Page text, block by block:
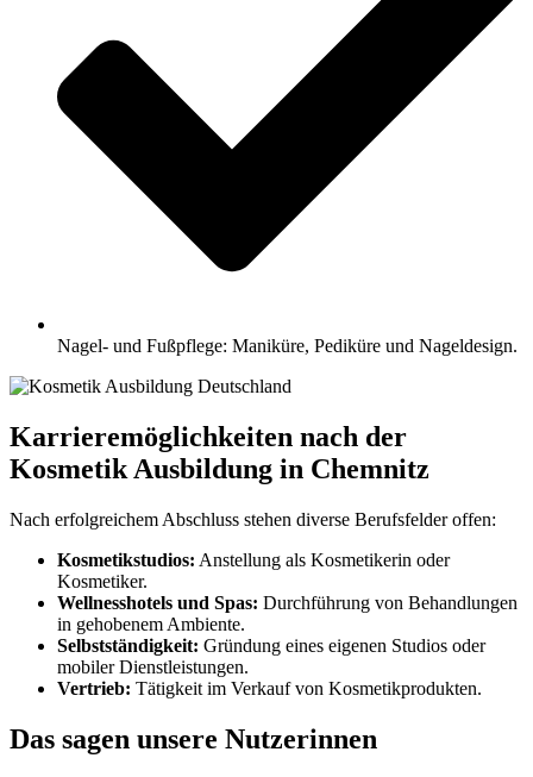
Nagel- und Fußpflege: Maniküre, Pediküre und Nageldesign.
Karrieremöglichkeiten nach der
Kosmetik Ausbildung in Chemnitz
Nach erfolgreichem Abschluss stehen diverse Berufsfelder offen:
Kosmetikstudios: Anstellung als Kosmetikerin oder
Kosmetiker.
Wellnesshotels und Spas: Durchführung von Behandlungen
in gehobenem Ambiente.
Selbstständigkeit: Gründung eines eigenen Studios oder
mobiler Dienstleistungen.
Vertrieb: Tätigkeit im Verkauf von Kosmetikprodukten.
Das sagen unsere Nutzerinnen